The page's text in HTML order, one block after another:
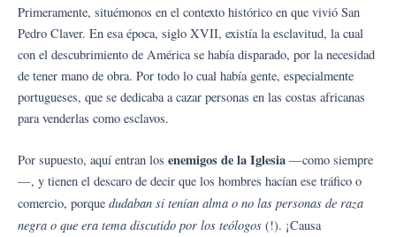
Primeramente, situémonos en el contexto histórico en que vivió San
Pedro Claver. En esa época, siglo XVII, existía la esclavitud, la cual
con el descubrimiento de América se había disparado, por la necesidad
de tener mano de obra. Por todo lo cual había gente, especialmente
portugueses, que se dedicaba a cazar personas en las costas africanas
para venderlas como esclavos.
Por supuesto, aquí entran los enemigos de la Iglesia —como siempre
—, y tienen el descaro de decir que los hombres hacían ese tráfico o
comercio, porque dudaban si tenían alma o no las personas de raza
negra o que era tema discutido por los teólogos (!). ¡Causa